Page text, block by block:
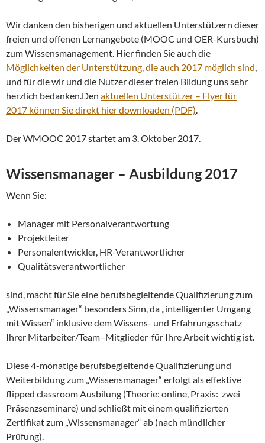
Wir danken den bisherigen und aktuellen Unterstützern dieser
freien und offenen Lernangebote (MOOC und OER-Kursbuch)
zum Wissensmanagement. Hier finden Sie auch die
Möglichkeiten der Unterstützung, die auch 2017 möglich sind,
und für die wir und die Nutzer dieser freien Bildung uns sehr
herzlich bedanken.Den aktuellen Unterstützer – Flyer für
2017 können Sie direkt hier downloaden (PDF).
Der WMOOC 2017 startet am 3. Oktober 2017.
Wissensmanager – Ausbildung 2017
Wenn Sie:
Manager mit Personalverantwortung
Projektleiter
Personalentwickler, HR-Verantwortlicher
Qualitätsverantwortlicher
sind, macht für Sie eine berufsbegleitende Qualifizierung zum
„Wissensmanager“ besonders Sinn, da „intelligenter Umgang
mit Wissen“ inklusive dem Wissens- und Erfahrungsschatz
Ihrer Mitarbeiter/Team -Mitglieder für Ihre Arbeit wichtig ist.
Diese 4-monatige berufsbegleitende Qualifizierung und
Weiterbildung zum „Wissensmanager“ erfolgt als effektive
flipped classroom Ausbilung (Theorie: online, Praxis: zwei
Präsenzseminare) und schließt mit einem qualifizierten
Zertifikat zum „Wissensmanager“ ab (nach mündlicher
Prüfung).